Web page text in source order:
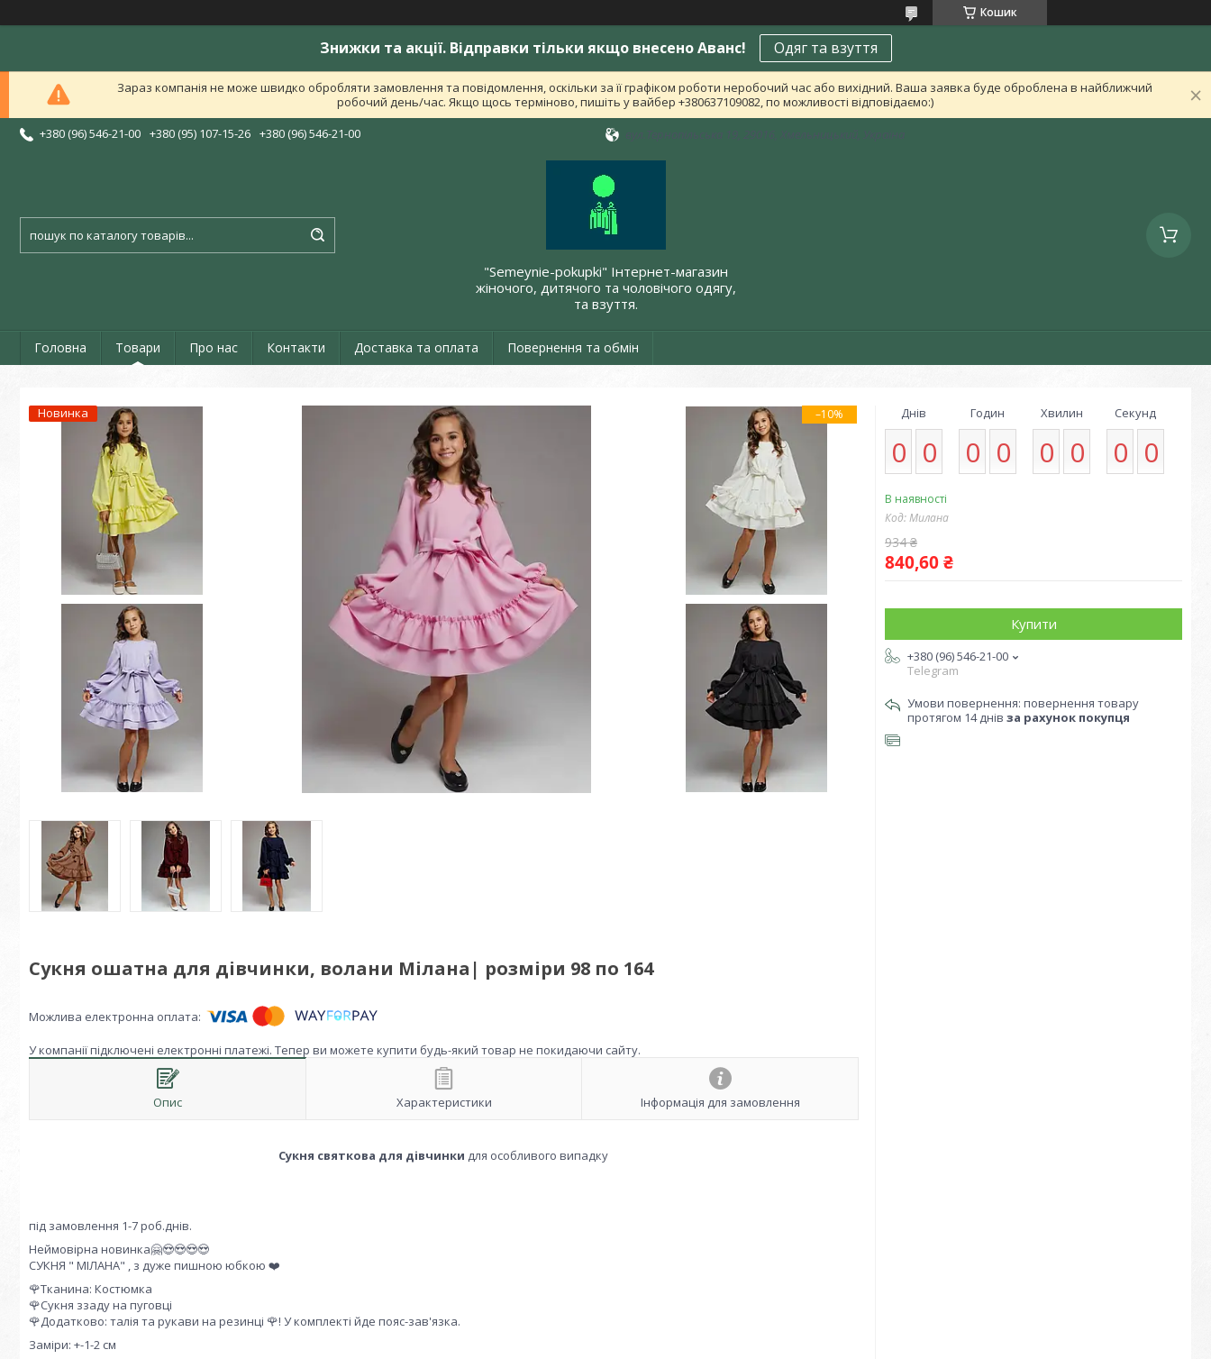
Кошик
Знижки та акції. Відправки тільки якщо внесено Аванс! Одяг та взуття
Зараз компанія не може швидко обробляти замовлення та повідомлення, оскільки за її графіком роботи неробочий час або вихідний. Ваша заявка буде оброблена в найближчий
робочий день/час. Якщо щось терміново, пишіть у вайбер +380637109082, по можливості відповідаємо:)
+380 (96) 546-21-00 +380 (95) 107-15-26 +380 (96) 546-21-00
"Semeynie-pokupki" Інтернет-магазин
жіночого, дитячого та чоловічого одягу,
та взуття.
Головна Товари Про нас Контакти Доставка та оплата Повернення та обмін
Новинка –10%
Сукня ошатна для дівчинки, волани Мілана| розміри 98 по 164
У компанії підключені електронні платежі. Тепер ви можете купити будь-який товар не покидаючи сайту.
Опис Характеристики Інформація для замовлення
Сукня святкова для дівчинки для особливого випадку
під замовлення 1-7 роб.днів.
Неймовірна новинка🤗😍😍😍😍
СУКНЯ " МІЛАНА" , з дуже пишною юбкою ❤️
🌹Тканина: Костюмка
🌹Сукня ззаду на пуговці
🌹Додатково: талія та рукави на резинці 🌹! У комплекті йде пояс-зав'язка.
Заміри: +-1-2 см
Днів
0 0
Годин
0 0
Хвилин
0 0
Секунд
0 0
В наявності
Код:Милана
934 ₴
840,60 ₴
Купити
+380 (96) 546-21-00
Telegram
повернення товару
протягом 14 днів за рахунок покупця